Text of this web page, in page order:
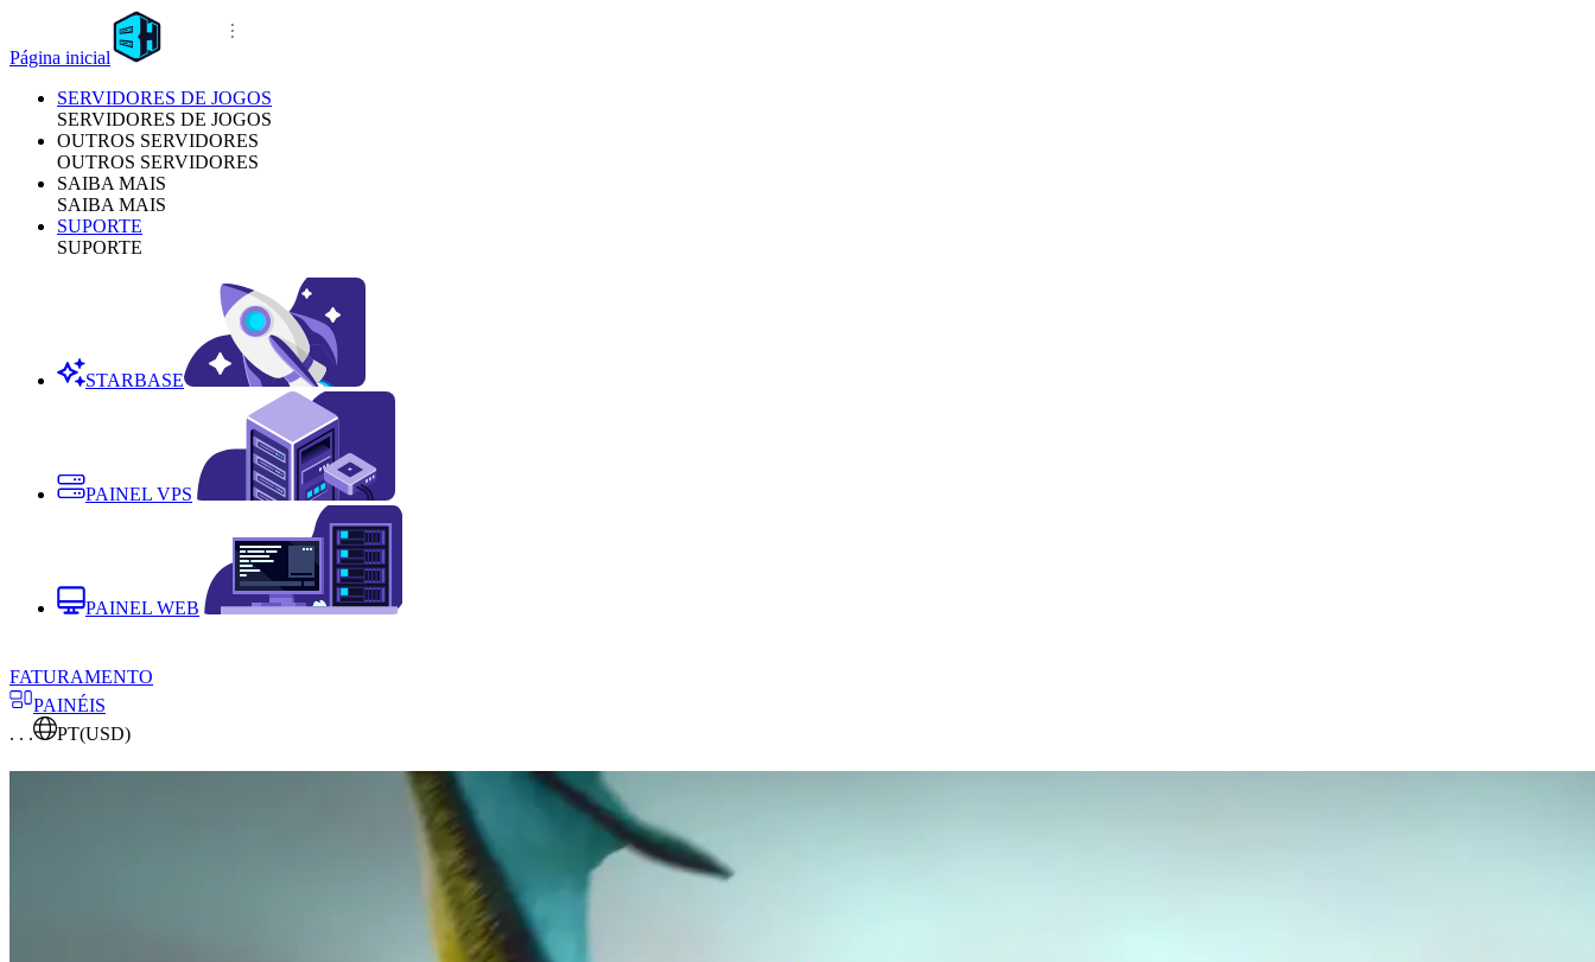
Página inicial
SERVIDORES DE JOGOS
SERVIDORES DE JOGOS
OUTROS SERVIDORES
OUTROS SERVIDORES
SAIBA MAIS
SAIBA MAIS
SUPORTE
SUPORTE
STARBASE
PAINEL VPS
PAINEL WEB
FATURAMENTO
PAINÉIS
. . .
PT(USD)